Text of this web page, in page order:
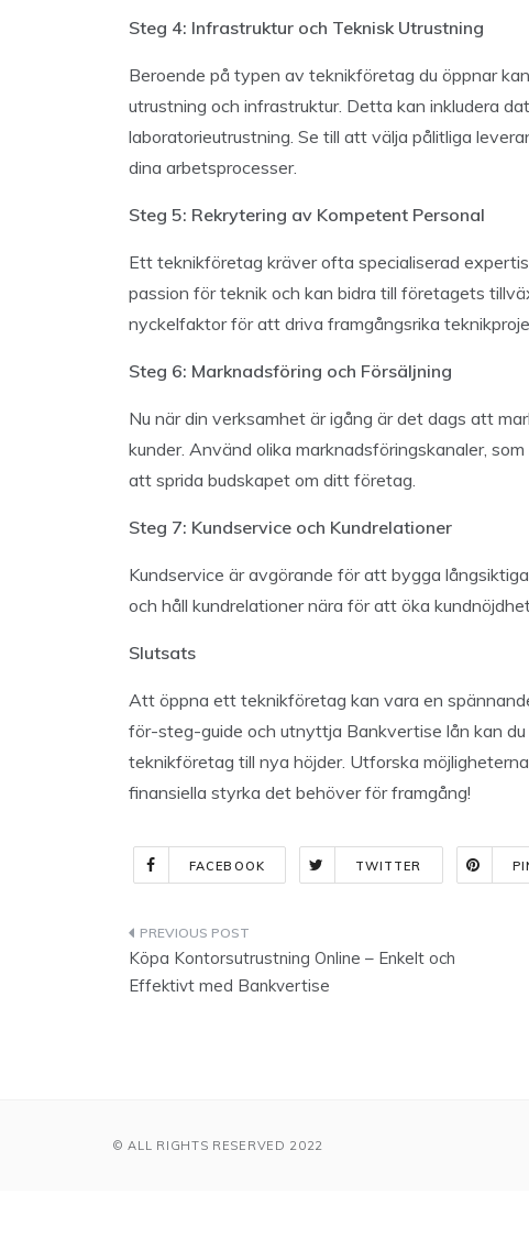
Steg 4: Infrastruktur och Teknisk Utrustning
Beroende på typen av teknikföretag du öppnar
utrustning och infrastruktur. Detta kan inkludera
laboratorieutrustning. Se till att välja pålitliga
dina arbetsprocesser.
Steg 5: Rekrytering av Kompetent Personal
Ett teknikföretag kräver ofta specialiserad
passion för teknik och kan bidra till företagets
nyckelfaktor för att driva framgångsrika
Steg 6: Marknadsföring och Försäljning
Nu när din verksamhet är igång är det dags att
kunder. Använd olika marknadsföringskanaler,
att sprida budskapet om ditt företag.
Steg 7: Kundservice och Kundrelationer
Kundservice är avgörande för att bygga
och håll kundrelationer nära för att öka
Slutsats
Att öppna ett teknikföretag kan vara en
för-steg-guide och utnyttja Bankvertise lån kan
teknikföretag till nya höjder. Utforska
finansiella styrka det behöver för framgång!
FACEBOOK TWITTER
Indlægsnavigation
Köpa Kontorsutrustning Online – Enkelt och
Effektivt med Bankvertise
© ALL RIGHTS RESERVED 2022